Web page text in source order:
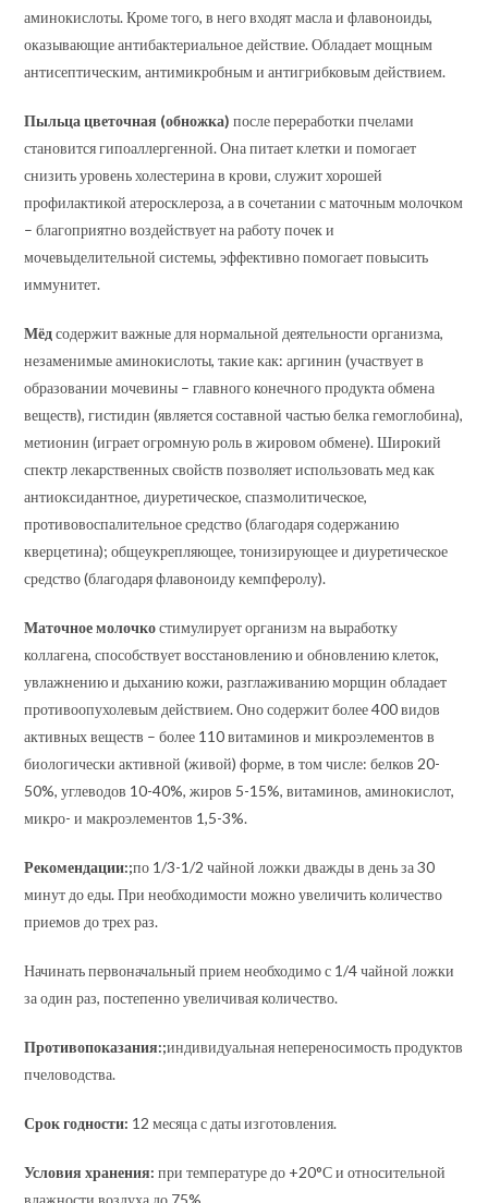
аминокислоты. Кроме того, в него входят масла и флавоноиды,
оказывающие антибактериальное действие. Обладает мощным
антисептическим, антимикробным и антигрибковым действием.
Пыльца цветочная (обножка) после переработки пчелами
становится гипоаллергенной. Она питает клетки и помогает
снизить уровень холестерина в крови, служит хорошей
профилактикой атеросклероза, а в сочетании с маточным молочком
– благоприятно воздействует на работу почек и
мочевыделительной системы, эффективно помогает повысить
иммунитет.
Мёдсодержит важные для нормальной деятельности организма,
незаменимые аминокислоты, такие как: аргинин (участвует в
образовании мочевины – главного конечного продукта обмена
веществ), гистидин (является составной частью белка гемоглобина),
метионин (играет огромную роль в жировом обмене). Широкий
спектр лекарственных свойств позволяет использовать мед как
антиоксидантное, диуретическое, спазмолитическое,
противовоспалительное средство (благодаря содержанию
кверцетина); общеукрепляющее, тонизирующее и диуретическое
средство (благодаря флавоноиду кемпферолу).
Маточное молочкостимулирует организм на выработку
коллагена, способствует восстановлению и обновлению клеток,
увлажнению и дыханию кожи, разглаживанию морщин обладает
противоопухолевым действием. Оно содержит более 400 видов
активных веществ – более 110 витаминов и микроэлементов в
биологически активной (живой) форме, в том числе: белков 20-
50%, углеводов 10-40%, жиров 5-15%, витаминов, аминокислот,
микро- и макроэлементов 1,5-3%.
Рекомендации:;по 1/3-1/2 чайной ложки дважды в день за 30
минут до еды. При необходимости можно увеличить количество
приемов до трех раз.
Начинать первоначальный прием необходимо с 1/4 чайной ложки
за один раз, постепенно увеличивая количество.
Противопоказания:;индивидуальная непереносимость продуктов
пчеловодства.
Срок годности: 12 месяца с даты изготовления.
Условия хранения:при температуре до +20°С и относительной
влажности воздуха до 75%.